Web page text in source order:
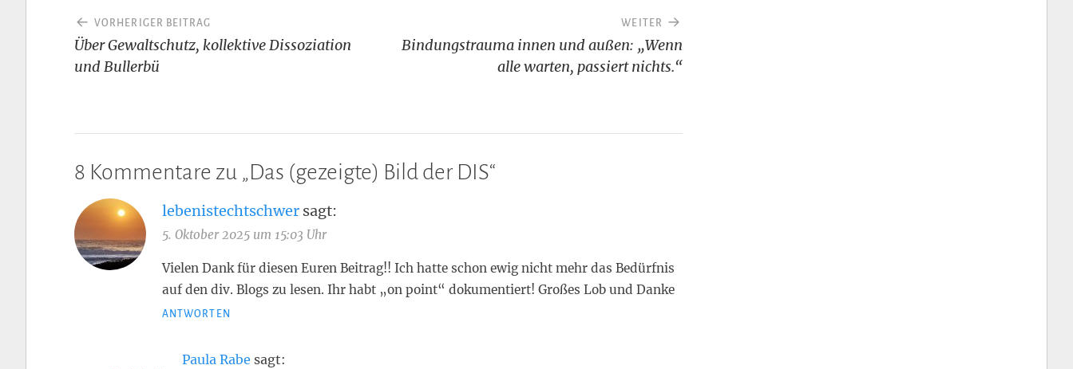
Beitragsnavigation
VORHERIGER BEITRAG
Über Gewaltschutz, kollektive Dissoziation
und Bullerbü
WEITER
Bindungstrauma innen und außen: „Wenn
alle warten, passiert nichts.“
8 Kommentare zu „Das (gezeigte) Bild der DIS“
lebenistechtschwer sagt:
5. Oktober 2025 um 15:03 Uhr
Vielen Dank für diesen Euren Beitrag!! Ich hatte schon ewig nicht mehr das Bedürfnis
auf den div. Blogs zu lesen. Ihr habt „on point“ dokumentiert! Großes Lob und Danke
ANTWORTEN
Paula Rabe sagt: